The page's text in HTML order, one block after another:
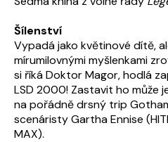
Šílenství
Vypadá jako květinové dítě,
mírumilovnými myšlenkami
si říká Doktor Magor, hodlá
LSD 2000! Zastavit ho může
na pořádně drsný trip
scenáristy Gartha Ennise
MAX).